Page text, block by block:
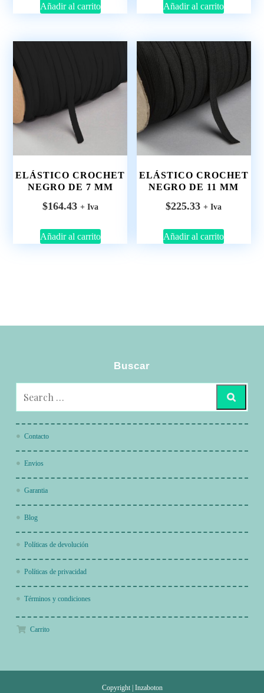
Añadir al carrito Añadir al carrito
ELÁSTICO CROCHET
NEGRO DE 7 MM
$164.43 + Iva
Añadir al carrito
ELÁSTICO CROCHET
NEGRO DE 11 MM
$225.33 + Iva
Añadir al carrito
Buscar
Contacto
Envios
Garantia
Blog
Políticas de devolución
Políticas de privacidad
Términos y condiciones
Carrito
Copyright Inzaboton